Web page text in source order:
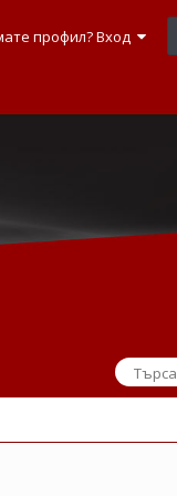
профил? Вход